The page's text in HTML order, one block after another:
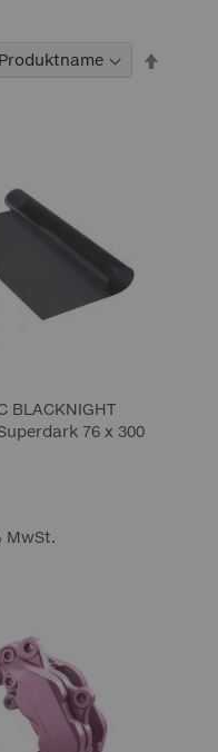
BLACKNIGHT
76 x 300
MwSt.